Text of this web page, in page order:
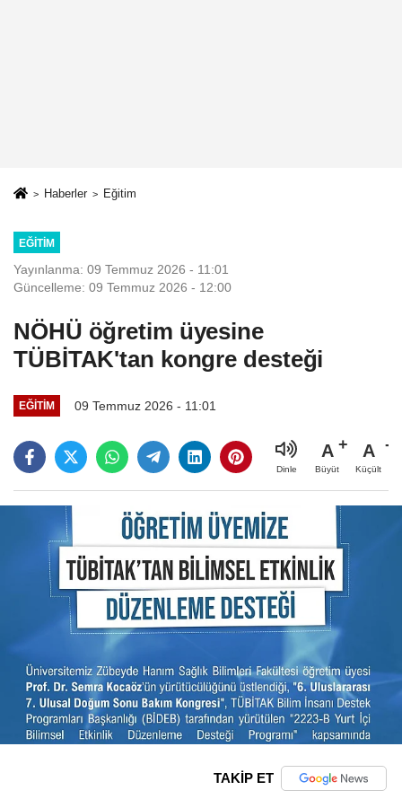
Haberler Eğitim
EĞITIM
Yayınlanma: 09 Temmuz 2026 - 11:01
Güncelleme: 09 Temmuz 2026 - 12:00
NÖHÜ öğretim üyesine
TÜBİTAK'tan kongre desteği
EĞITIM 09 Temmuz 2026 - 11:01
Dinle
A
Büyüt
A
Küçült
TAKİP ET